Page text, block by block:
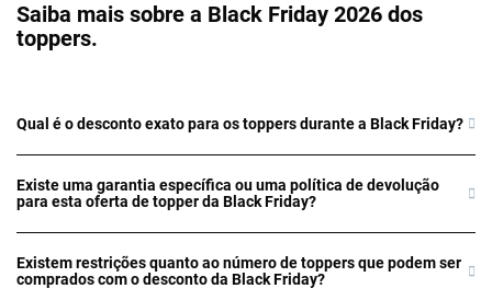
Saiba mais sobre a Black Friday 2026 dos
toppers.
Qual é o desconto exato para os toppers durante a Black Friday?
Existe uma garantia específica ou uma política de devolução
para esta oferta de topper da Black Friday?
Existem restrições quanto ao número de toppers que podem ser
comprados com o desconto da Black Friday?